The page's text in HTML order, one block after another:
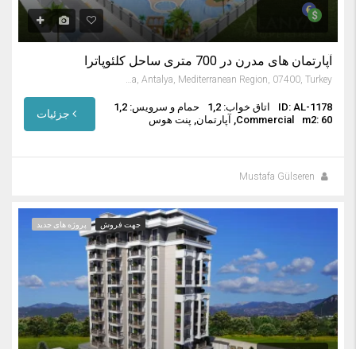
آپارتمان های مدرن در 700 متری ساحل کلئوپاترا
Saray Mahallesi, Alanya, Antalya, Mediterranean Region, 07400, Turkey
ID: AL-1178 اتاق خواب: 1,2
حمام و سرویس: 1,2
m2: 60
Commercial, آپارتمان, پنت هوس
Mustafa Gülseren
جهت فروش پروژه های جدید